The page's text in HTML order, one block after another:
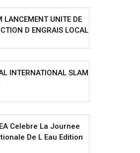
LANCEMENT UNITE DE
D ENGRAIS LOCAL
INTERNATIONAL SLAM
Celebre La Journee
De L Eau Edition